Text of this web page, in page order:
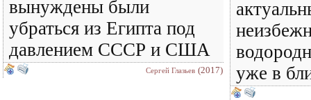
вынуждены были
убраться из Египта под
давлением СССР и США
Сергей Глазьев (2017)
уже в